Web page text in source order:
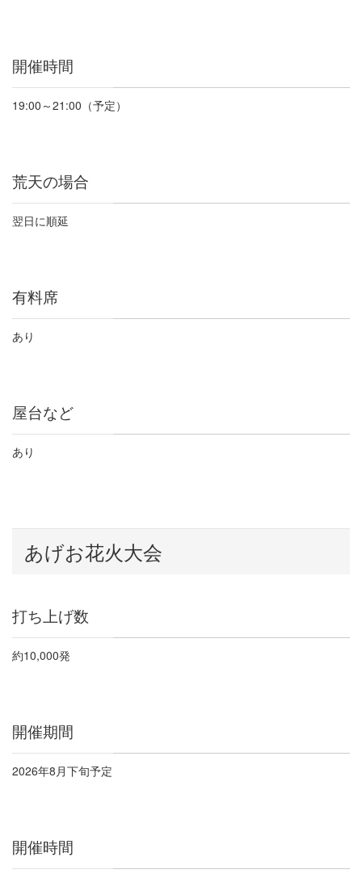
開催時間
19:00 ～21:00 （予定）
荒天の場合
翌日に順延
有料席
あり
屋台など
あり
あげお花火大会
打ち上げ数
約10,000発
開催期間
2026年8月下旬予定
開催時間